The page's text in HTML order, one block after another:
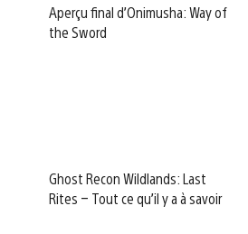
Aperçu final d’Onimusha: Way of
the Sword
Ghost Recon Wildlands: Last
Rites – Tout ce qu’il y a à savoir